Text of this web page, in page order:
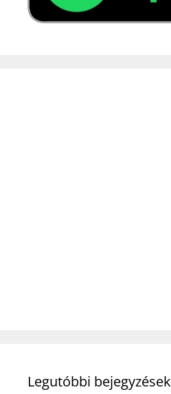
Legutóbbi bejegyzések